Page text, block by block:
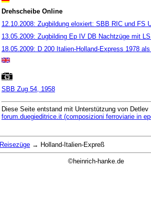
Drehscheibe Online
12.10.2008: Zugbildung eloxiert: SBB RIC und FS
13.05.2009: Zugbilding Ep IV DB Nachtzüge mit
18.05.2009: D 200 Italien-Holland-Express 1978
SBB Zug 54, 1958
Diese Seite entstand mit Unterstützung von
forum.duegieditrice.it (composizioni ferroviarie in
Reisezüge → Holland-Italien-Expreß
©heinrich-hanke.de